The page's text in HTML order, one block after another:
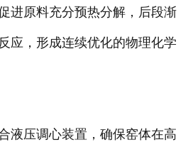
进原料充分预热分解，后段渐
应，形成连续优化的物理化学
液压调心装置，确保窑体在高